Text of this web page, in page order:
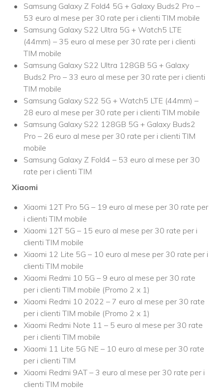
Samsung Galaxy Z Fold4 5G + Galaxy Buds2 Pro –
53 euro al mese per 30 rate per i clienti TIM mobile
Samsung Galaxy S22 Ultra 5G + Watch5 LTE
(44mm) – 35 euro al mese per 30 rate per i clienti
TIM mobile
Samsung Galaxy S22 Ultra 128GB 5G + Galaxy
Buds2 Pro – 33 euro al mese per 30 rate per i clienti
TIM mobile
Samsung Galaxy S22 5G + Watch5 LTE (44mm) –
28 euro al mese per 30 rate per i clienti TIM mobile
Samsung Galaxy S22 128GB 5G + Galaxy Buds2
Pro – 26 euro al mese per 30 rate per i clienti TIM
mobile
Samsung Galaxy Z Fold4 – 53 euro al mese per 30
rate per i clienti TIM
Xiaomi
Xiaomi 12T Pro 5G – 19 euro al mese per 30 rate per
i clienti TIM mobile
Xiaomi 12T 5G – 15 euro al mese per 30 rate per i
clienti TIM mobile
Xiaomi 12 Lite 5G – 10 euro al mese per 30 rate per i
clienti TIM mobile
Xiaomi Redmi 10 5G – 9 euro al mese per 30 rate
per i clienti TIM mobile (Promo 2 x 1)
Xiaomi Redmi 10 2022 – 7 euro al mese per 30 rate
per i clienti TIM mobile (Promo 2 x 1)
Xiaomi Redmi Note 11 – 5 euro al mese per 30 rate
per i clienti TIM mobile
Xiaomi 11 Lite 5G NE – 10 euro al mese per 30 rate
per i clienti TIM
Xiaomi Redmi 9AT – 3 euro al mese per 30 rate per i
clienti TIM mobile